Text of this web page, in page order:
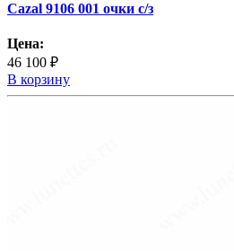
Cazal 9106 001 очки с/з
Цена:
46 100 ₽
В корзину